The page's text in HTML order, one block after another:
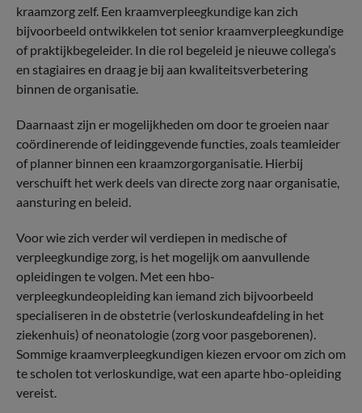
kraamzorg zelf. Een kraamverpleegkundige kan zich
bijvoorbeeld ontwikkelen tot senior kraamverpleegkundige
of praktijkbegeleider. In die rol begeleid je nieuwe collega’s
en stagiaires en draag je bij aan kwaliteitsverbetering
binnen de organisatie.
Daarnaast zijn er mogelijkheden om door te groeien naar
coördinerende of leidinggevende functies, zoals teamleider
of planner binnen een kraamzorgorganisatie. Hierbij
verschuift het werk deels van directe zorg naar organisatie,
aansturing en beleid.
Voor wie zich verder wil verdiepen in medische of
verpleegkundige zorg, is het mogelijk om aanvullende
opleidingen te volgen. Met een hbo-
verpleegkundeopleiding kan iemand zich bijvoorbeeld
specialiseren in de obstetrie (verloskundeafdeling in het
ziekenhuis) of neonatologie (zorg voor pasgeborenen).
Sommige kraamverpleegkundigen kiezen ervoor om zich om
te scholen tot verloskundige, wat een aparte hbo-opleiding
vereist.